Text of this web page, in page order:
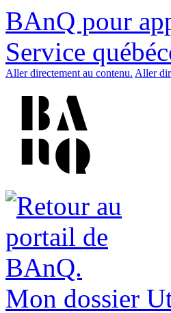
BAnQ pour
Service
Aller directement au contenu. Aller
Mon dossier